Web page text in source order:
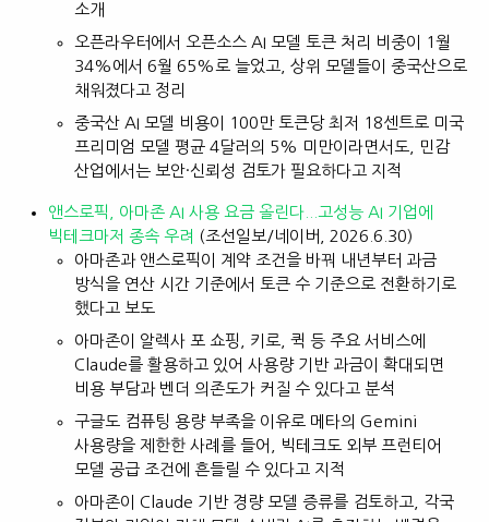
소개
오픈라우터에서 오픈소스 AI 모델 토큰 처리 비중이 1월
34%에서 6월 65%로 늘었고, 상위 모델들이 중국산으로
채워졌다고 정리
중국산 AI 모델 비용이 100만 토큰당 최저 18센트로 미국
프리미엄 모델 평균 4달러의 5% 미만이라면서도, 민감
산업에서는 보안·신뢰성 검토가 필요하다고 지적
앤스로픽, 아마존 AI 사용 요금 올린다...고성능 AI 기업에
빅테크마저 종속 우려 (조선일보/네이버, 2026.6.30)
아마존과 앤스로픽이 계약 조건을 바꿔 내년부터 과금
방식을 연산 시간 기준에서 토큰 수 기준으로 전환하기로
했다고 보도
아마존이 알렉사 포 쇼핑, 키로, 퀵 등 주요 서비스에
Claude를 활용하고 있어 사용량 기반 과금이 확대되면
비용 부담과 벤더 의존도가 커질 수 있다고 분석
구글도 컴퓨팅 용량 부족을 이유로 메타의 Gemini
사용량을 제한한 사례를 들어, 빅테크도 외부 프런티어
모델 공급 조건에 흔들릴 수 있다고 지적
아마존이 Claude 기반 경량 모델 증류를 검토하고, 각국